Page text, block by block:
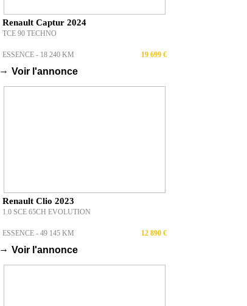
Renault Captur 2024
TCE 90 TECHNO
ESSENCE - 18 240 KM 19 699 €
→ Voir l'annonce
Renault Clio 2023
1.0 SCE 65CH EVOLUTION
ESSENCE - 49 145 KM 12 890 €
→ Voir l'annonce